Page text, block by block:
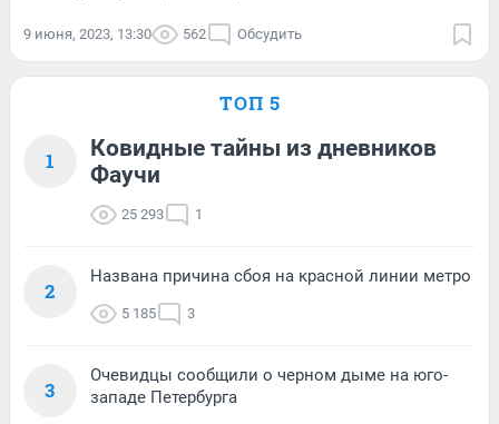
9 июня, 2023, 13:30 562 Обсудить
ТОП 5
1
Ковидные тайны из дневников
Фаучи
25 293 1
2
Названа причина сбоя на красной линии метро
5 185 3
3
Очевидцы сообщили о черном дыме на юго-
западе Петербурга